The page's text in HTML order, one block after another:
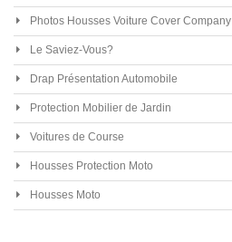
Photos Housses Voiture Cover Company
Le Saviez-Vous?
Drap Présentation Automobile
Protection Mobilier de Jardin
Voitures de Course
Housses Protection Moto
Housses Moto